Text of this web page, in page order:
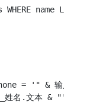
name LIKE
= '" & 输入框_
名.文本 & "'"